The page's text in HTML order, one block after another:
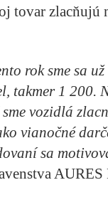
tovar zlacňujú
rok sme sa už
takmer 1 200.
vozidlá
vianočné
sa